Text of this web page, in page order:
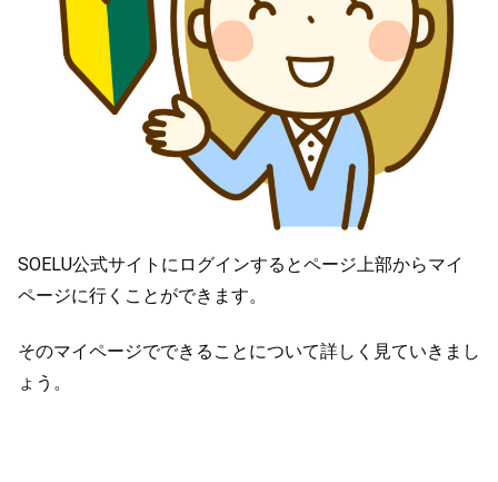
SOELU公式サイトにログインするとページ上部からマイ
ページに行くことができます。
そのマイページでできることについて詳しく見ていきまし
ょう。